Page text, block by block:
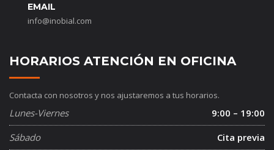
EMAIL
info@inobial.com
HORARIOS ATENCIÓN EN OFICINA
Contacta con nosotros y nos ajustaremos a tus horarios.
Lunes-Viernes
9:00 – 19:00
Sábado
Cita previa